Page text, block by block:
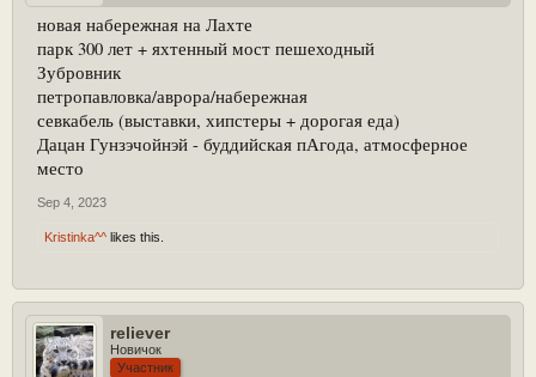
новая набережная на Лахте
парк 300 лет + яхтенный мост пешеходный
Зубровник
петропавловка/аврора/набережная
севкабель (выставки, хипстеры + дорогая еда)
Дацан Гунзэчойнэй - буддийская пАгода, атмосферное
место
Sep 4, 2023
Kristinka^^ likes this.
reliever
Новичок
Участник